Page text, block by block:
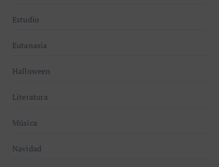
Estudio
Eutanasia
Halloween
Literatura
Música
Navidad